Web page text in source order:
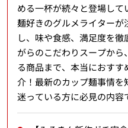
める一杯が続々と登場し
麺好きのグルメライター
し、味や食感、満足度を
がらのこだわりスープか
る商品まで、本当におす
介！最新のカップ麺事情を
迷っている方に必見の内容